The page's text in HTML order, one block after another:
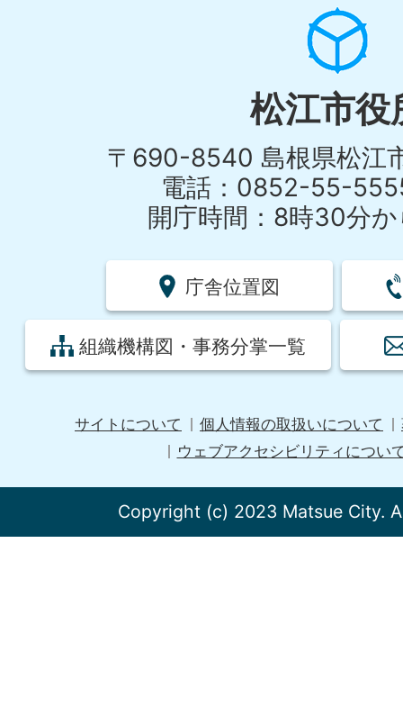
松江市役
〒690-8540 島根県松江
電話：0852-55-
開庁時間：8時30分
庁舎位置図
組織機構図・事務分掌一覧
サイトについて 個人情報の取扱いについて
ウェブアクセシビリティについ
Copyright (c) 2023 Matsue City.